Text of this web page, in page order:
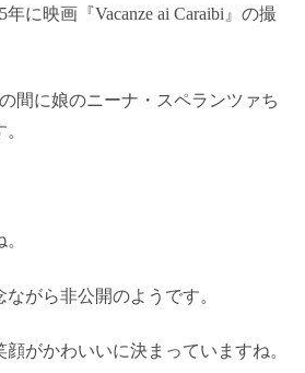
に映画『Vacanze ai Caraibi』の撮
間に娘のニーナ・スペランツァち
がら非公開のようです。
がかわいいに決まっていますね。